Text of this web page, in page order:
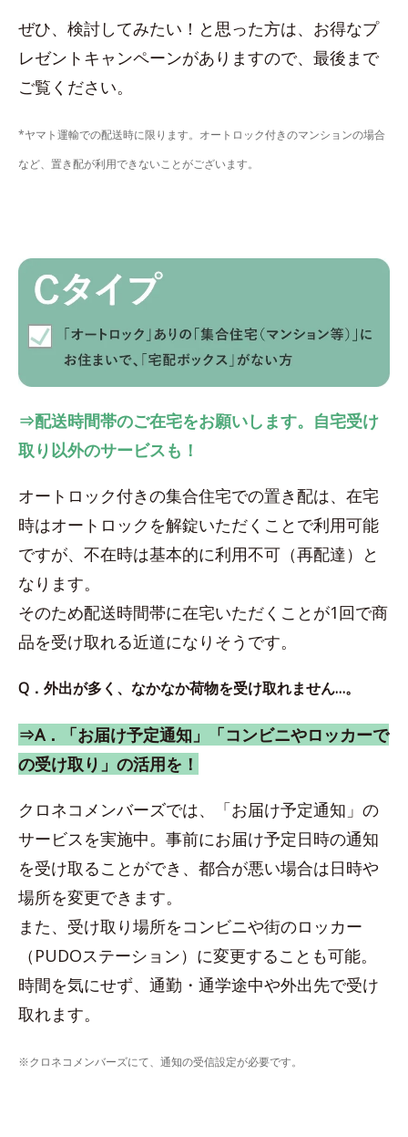
ぜひ、検討してみたい！と思った方は、お得なプ
レゼントキャンペーンがありますので、最後まで
ご覧ください。
*ヤマト運輸での配送時に限ります。オートロック付きのマンションの場合
など、置き配が利用できないことがございます。
⇒配送時間帯のご在宅をお願いします。自宅受け
取り以外のサービスも！
オートロック付きの集合住宅での置き配は、在宅
時はオートロックを解錠いただくことで利用可能
ですが、不在時は基本的に利用不可（再配達）と
なります。
そのため配送時間帯に在宅いただくことが1回で商
品を受け取れる近道になりそうです。
Q．外出が多く、なかなか荷物を受け取れません…。
⇒A．「お届け予定通知」「コンビニやロッカーで
の受け取り」の活用を！
クロネコメンバーズでは、「お届け予定通知」の
サービスを実施中。事前にお届け予定日時の通知
を受け取ることができ、都合が悪い場合は日時や
場所を変更できます。
また、受け取り場所をコンビニや街のロッカー
（PUDOステーション）に変更することも可能。
時間を気にせず、通勤・通学途中や外出先で受け
取れます。
※クロネコメンバーズにて、通知の受信設定が必要です。